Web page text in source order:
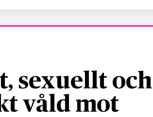
sexuellt och
våld mot